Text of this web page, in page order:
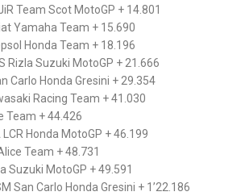
Team Scot MotoGP + 14.801
Yamaha Team + 15.690
Honda Team + 18.196
Rizla Suzuki MotoGP + 21.666
Carlo Honda Gresini + 29.354
Racing Team + 41.030
Team + 44.426
LCR Honda MotoGP + 46.199
Team + 48.731
Suzuki MotoGP + 49.591
San Carlo Honda Gresini + 1’22.186